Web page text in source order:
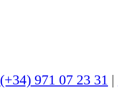
(+34) 971 07 23 31 |